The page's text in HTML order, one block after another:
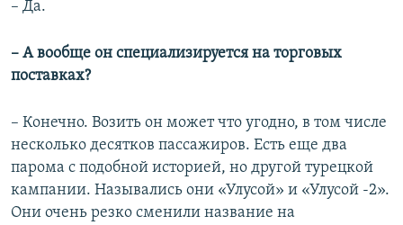
– Да.
– А вообще он специализируется на торговых
поставках?
– Конечно. Возить он может что угодно, в том числе
несколько десятков пассажиров. Есть еще два
парома с подобной историей, но другой турецкой
кампании. Назывались они «Улусой» и «Улусой -2».
Они очень резко сменили название на